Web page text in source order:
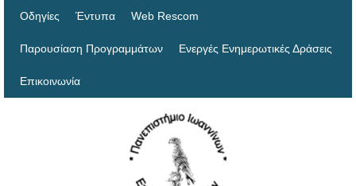
Οδηγίες Έντυπα Web Rescom
Παρουσίαση Προγραμμάτων Ενεργές Ενημερωτικές Δράσεις
Επικοινωνία